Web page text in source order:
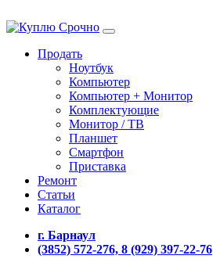
Продать
Ноутбук
Компьютер
Компьютер + Монитор
Комплектующие
Монитор / ТВ
Планшет
Смартфон
Приставка
Ремонт
Статьи
Каталог
г. Барнаул
(3852) 572-276, 8 (929) 397-22-76